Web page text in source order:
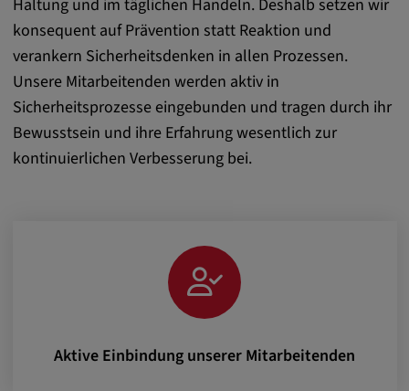
Haltung und im täglichen Handeln. Deshalb setzen wir
konsequent auf Prävention statt Reaktion und
verankern Sicherheitsdenken in allen Prozessen.
Unsere Mitarbeitenden werden aktiv in
Sicherheitsprozesse eingebunden und tragen durch ihr
Bewusstsein und ihre Erfahrung wesentlich zur
kontinuierlichen Verbesserung bei.
Aktive Einbindung unserer Mitarbeitenden
Medien"
Statistik
Statistik Cookies sammeln anonyme
Informationen über das Nutzerverhalten.
Webseite besser zu verstehen.
_pk_id.*, _pk_ses.*
_pk_id.*, _pk_ses.*